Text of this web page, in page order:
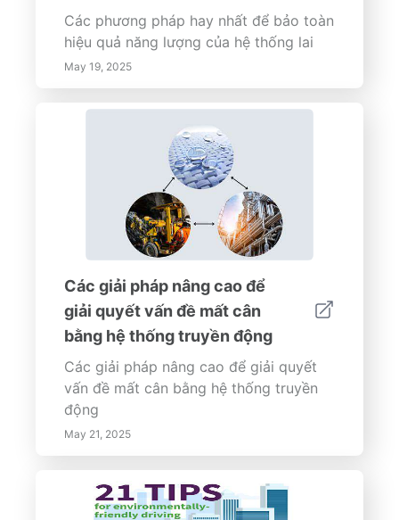
Các phương pháp hay nhất để bảo toàn
hiệu quả năng lượng của hệ thống lai
May 19, 2025
Các giải pháp nâng cao để
giải quyết vấn đề mất cân
bằng hệ thống truyền động
Các giải pháp nâng cao để giải quyết
vấn đề mất cân bằng hệ thống truyền
động
May 21, 2025